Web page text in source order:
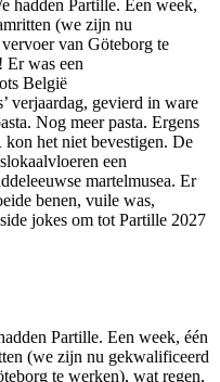
Partille. Een week, één
(we zijn nu gekwalificeerd
te werken), wat regen,